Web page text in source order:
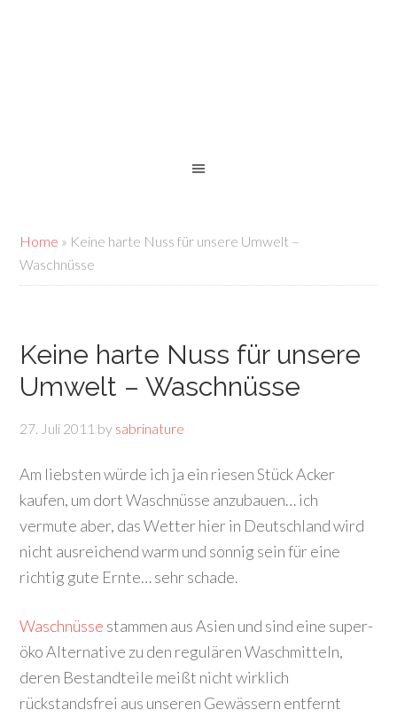
Home » Keine harte Nuss für unsere Umwelt –
Waschnüsse
Keine harte Nuss für unsere
Umwelt – Waschnüsse
27. Juli 2011 by sabrinature
Am liebsten würde ich ja ein riesen Stück Acker
kaufen, um dort Waschnüsse anzubauen… ich
vermute aber, das Wetter hier in Deutschland wird
nicht ausreichend warm und sonnig sein für eine
richtig gute Ernte… sehr schade.
Waschnüsse stammen aus Asien und sind eine super-
öko Alternative zu den regulären Waschmitteln,
deren Bestandteile meißt nicht wirklich
rückstandsfrei aus unseren Gewässern entfernt